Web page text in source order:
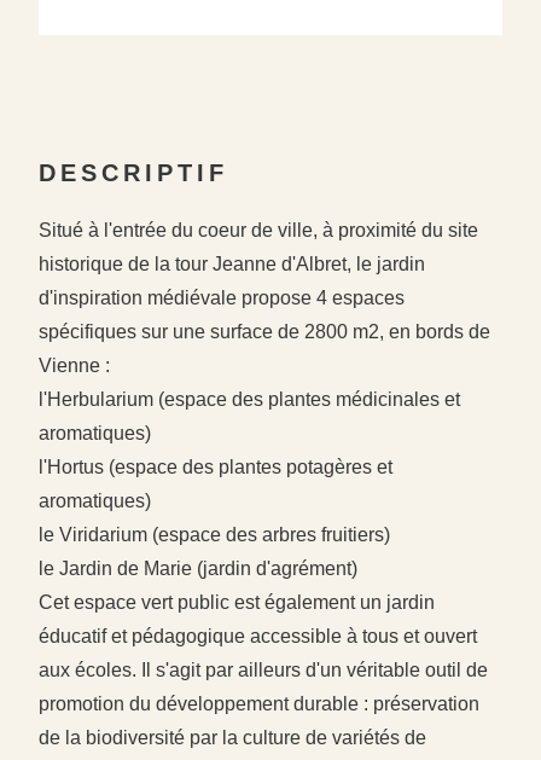
DESCRIPTIF
Situé à l'entrée du coeur de ville, à proximité du site
historique de la tour Jeanne d'Albret, le jardin
d'inspiration médiévale propose 4 espaces
spécifiques sur une surface de 2800 m2, en bords de
Vienne :
l'Herbularium (espace des plantes médicinales et
aromatiques)
l'Hortus (espace des plantes potagères et
aromatiques)
le Viridarium (espace des arbres fruitiers)
le Jardin de Marie (jardin d'agrément)
Cet espace vert public est également un jardin
éducatif et pédagogique accessible à tous et ouvert
aux écoles. Il s'agit par ailleurs d'un véritable outil de
promotion du développement durable : préservation
de la biodiversité par la culture de variétés de